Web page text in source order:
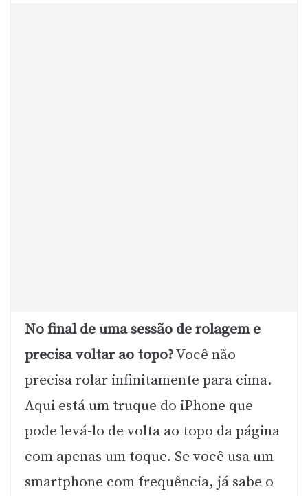
No final de uma sessão de rolagem e
precisa voltar ao topo?Você não
precisa rolar infinitamente para cima.
Aqui está um truque do iPhone que
pode levá-lo de volta ao topo da página
com apenas um toque. Se você usa um
smartphone com frequência, já sabe o